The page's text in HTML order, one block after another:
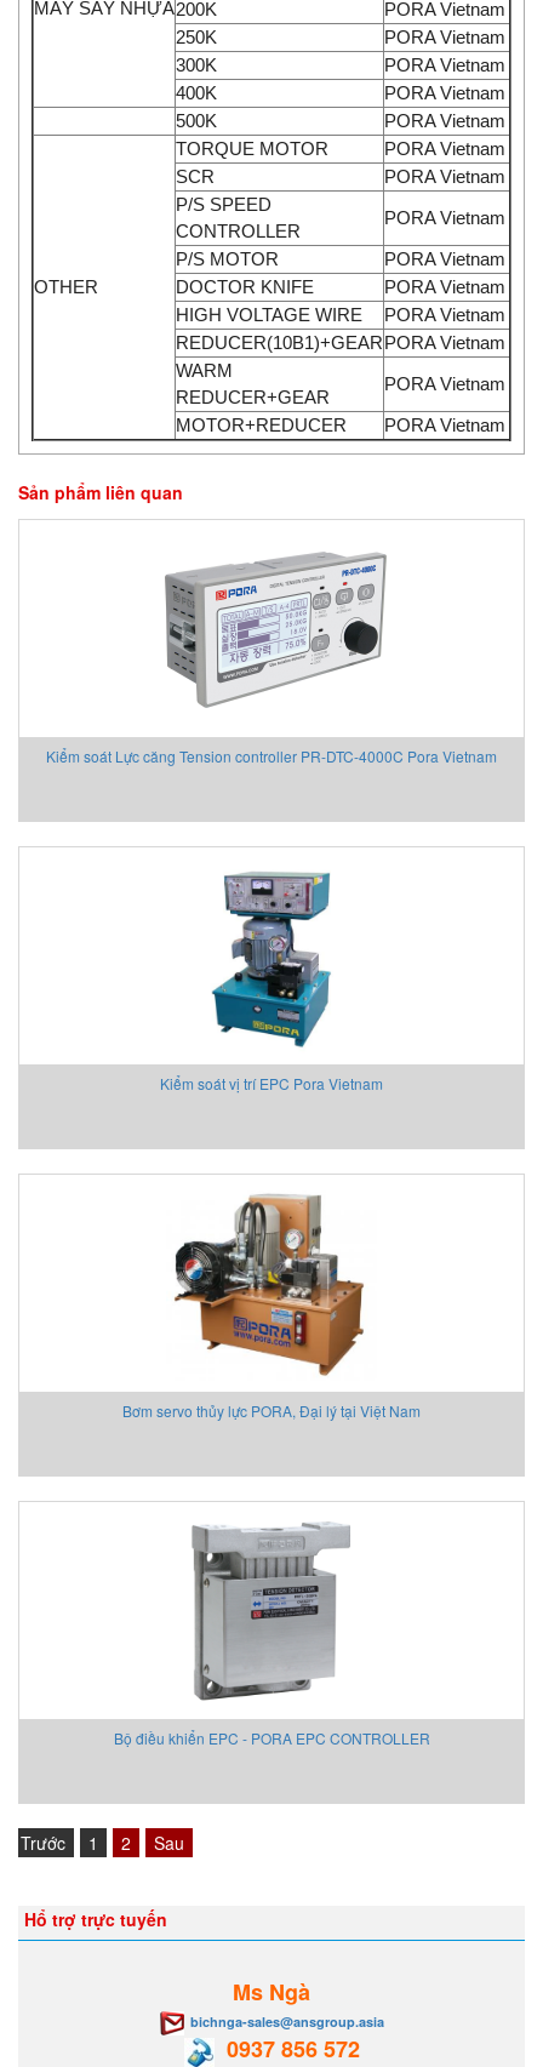
MÁY SÁY NHỰA200K
PORA Vietnam
250K
PORA Vietnam
300K
PORA Vietnam
400K
PORA Vietnam
500K
PORA Vietnam
OTHER
TORQUE MOTOR
PORA Vietnam
SCR
PORA Vietnam
P/S SPEED
CONTROLLER
PORA Vietnam
P/S MOTOR
PORA Vietnam
DOCTOR KNIFE
PORA Vietnam
HIGH VOLTAGE WIRE
PORA Vietnam
REDUCER(10B1)+GEARPORA Vietnam
WARM
REDUCER+GEAR
PORA Vietnam
MOTOR+REDUCER
PORA Vietnam
Sản phẩm liên quan
Kiểm soát Lực căng Tension controller PR-DTC-4000C Pora Vietnam
Kiểm soát vị trí EPC Pora Vietnam
Bơm servo thủy lực PORA, Đại lý tại Việt Nam
Bộ điều khiển EPC - PORA EPC CONTROLLER
Trước 1 2 Sau
Hổ trợ trực tuyến
Ms Ngà
bichnga-sales@ansgroup.asia
0937 856 572